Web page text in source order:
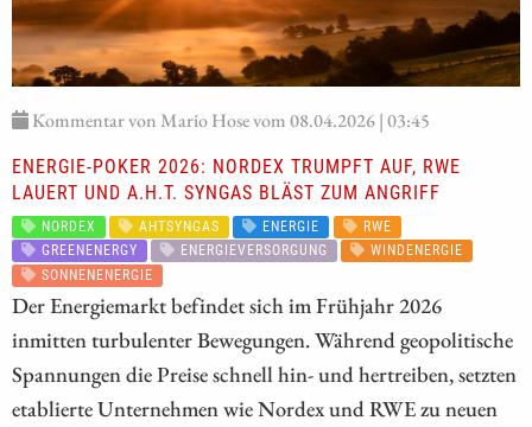
Kommentar von Mario Hose vom 08.04.2026 | 03:45
ENERGIE-POKER 2026: NORDEX TRUMPFT AUF, RWE
LAUERT UND A.H.T. SYNGAS BLÄST ZUM ANGRIFF
NORDEX AHTSYNGAS ENERGIE
RWE
GREENENERGY
ENERGIEVERSORGUNG
WINDENERGIE
SONNENENERGIE
Der Energiemarkt befindet sich im Frühjahr 2026
inmitten turbulenter Bewegungen. Während geopolitische
Spannungen die Preise schnell hin- und hertreiben, setzten
etablierte Unternehmen wie Nordex und RWE zu neuen